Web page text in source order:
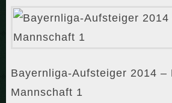
Bayernliga-Aufsteiger 2014 –
Mannschaft 1